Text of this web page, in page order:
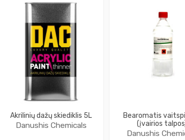
Akrilinių dažų skiediklis 5L
Danushis Chemicals
Bearomatis
(įvairios
Danushis